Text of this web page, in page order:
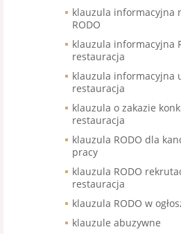
klauzula informacyjna
RODO
klauzula informacyjna
restauracja
klauzula informacyjna
restauracja
klauzula o zakazie
restauracja
klauzula RODO dla
pracy
klauzula RODO
restauracja
klauzula RODO w
klauzule abuzywne